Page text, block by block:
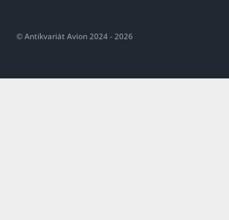
© Antikvariát Avion 2024 - 2026